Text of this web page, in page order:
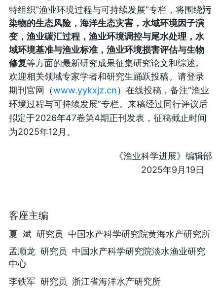
特组织“渔业环境过程与可持续发展”专栏，将围绕污
染物的生态风险，海洋生态灾害，水域环境因子演
变，渔业碳汇过程，渔业环境调控与尾水处理，水
域环境基准与渔业标准，渔业环境损害评估与生物
修复等方面的最新研究成果征集研究论文和综述。
欢迎相关领域专家学者和研究生踊跃投稿。请登录
期刊官网（www.yykxjz.cn ）在线投稿，备注“渔业
环境过程与可持续发展”专栏。来稿经过同行评议后
拟定于2026年47卷第4期正刊发表，征稿截止时间
为2025年12 月。
《渔业科学进展》编辑部
2025年9 月 19 日
客座主编
夏 斌 研究员 中国水产科学研究院黄海水产研究所
孟顺龙 研究员 中国水产科学研究院淡水渔业研究
中心
李铁军 研究员 浙江省海洋水产研究所